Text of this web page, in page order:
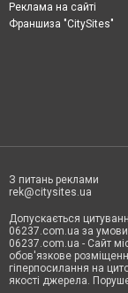
Реклама на сайті
Франшиза "CitySites"
З питань реклами
rek@citysites.ua
Допускається
06237.com.ua за
06237.com.ua - Сайт
обов'язкове
гіперпосилання на
якості джерела.